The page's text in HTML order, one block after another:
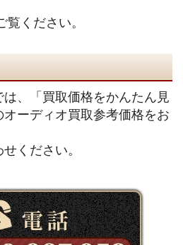
ください。
、「買取価格をかんたん見
ーディオ買取参考価格をお
ください。